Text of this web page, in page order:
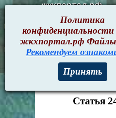
ЖКХпортал.рф
жкхпортал.рф
Текущие документы >
Статья
Политика
жкхпортал.рф Файлы
Рекомендуем
Принять